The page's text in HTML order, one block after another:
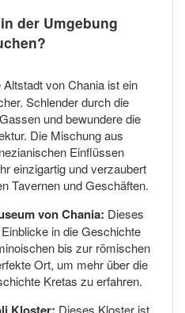
der Umgebung
Altstadt von Chania ist ein
Schlender durch die
und bewundere die
Die Mischung aus
Einflüssen
einzigartig und verzaubert
Tavernen und Geschäften.
von Chania: Dieses
in die Geschichte
bis zur römischen
Ort, um mehr über die
Kretas zu erfahren.
Dieses Kloster ist